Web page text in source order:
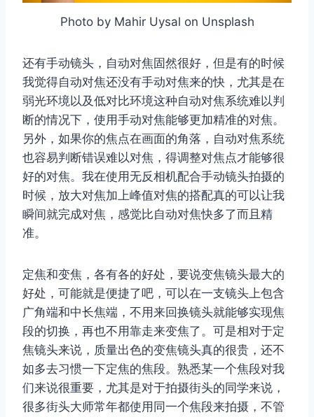
Photo by Mahir Uysal on Unsplash
还有手动镜头，自动对焦固然很好，但是有的时候
我觉得自动对焦还没有手动对焦来的快，尤其是在
弱光环境以及低对比环境这种自动对焦系统难以判
断的情况下，使用手动对焦能够更加精准的对焦。
另外，如果你的焦点在画面的角落，自动对焦系统
也容易判断错误难以对焦，得调整对焦点才能够很
好的对焦。我在使用无反相机配合手动镜头拍摄的
时候，放大对焦加上峰值对焦的搭配真的可以让我
瞬间就完成对焦，感觉比自动对焦快多了而且精
准。
定焦和变焦，各有各的好处，要说变焦镜头最大的
好处，可能就是便捷了吧，可以在一支镜头上包含
广角端和中长焦端，不用来回换镜头就能够实现焦
段的切换，再也不用靠走来变焦了。可是相对于定
焦镜头来说，质量出色的变焦镜头真的很贵，还不
如多去习惯一下定焦的焦段。熟悉某一个焦段对我
们来说很重要，尤其是对于拍摄街头的同学来说，
很多街头大师常年都使用同一个焦段来拍摄，不管